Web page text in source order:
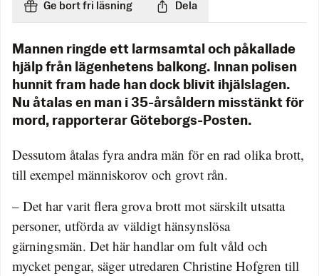
Ge bort fri läsning Dela
Mannen ringde ett larmsamtal och påkallade
hjälp från lägenhetens balkong. Innan polisen
hunnit fram hade han dock blivit ihjälslagen.
Nu åtalas en man i 35-årsåldern misstänkt för
mord, rapporterar Göteborgs-Posten.
Dessutom åtalas fyra andra män för en rad olika brott,
till exempel människorov och grovt rån.
– Det har varit flera grova brott mot särskilt utsatta
personer, utförda av väldigt hänsynslösa
gärningsmän. Det här handlar om fult våld och
mycket pengar, säger utredaren Christine Hofgren till